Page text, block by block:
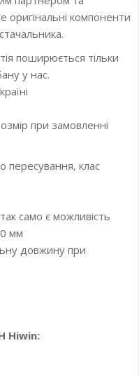
компоненти
поширюється тільки
у нас.
при замовленні
пересування, клас
само є можливість
мм
довжину при
Hiwin: